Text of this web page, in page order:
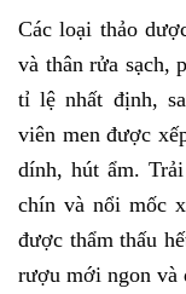
Các loại thảo
và thân rửa sạch,
tỉ lệ nhất định,
viên men được
dính, hút ẩm.
chín và nổi mốc
được thẩm thấu
rượu mới ngon và